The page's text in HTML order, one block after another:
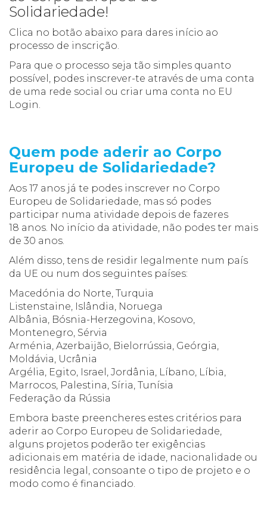
Solidariedade!
Clica no botão abaixo para dares início ao
processo de inscrição.
Para que o processo seja tão simples quanto
possível, podes inscrever-te através de uma conta
de uma rede social ou criar uma conta no EU
Login.
Quem pode aderir ao Corpo
Europeu de Solidariedade?
Aos 17 anos já te podes inscrever no Corpo
Europeu de Solidariedade, mas só podes
participar numa atividade depois de fazeres
18 anos. No início da atividade, não podes ter mais
de 30 anos.
Além disso, tens de residir legalmente num país
da UE ou num dos seguintes países:
Macedónia do Norte, Turquia
Listenstaine, Islândia, Noruega
Albânia, Bósnia-Herzegovina, Kosovo,
Montenegro, Sérvia
Arménia, Azerbaijão, Bielorrússia, Geórgia,
Moldávia, Ucrânia
Argélia, Egito, Israel, Jordânia, Líbano, Líbia,
Marrocos, Palestina, Síria, Tunísia
Federação da Rússia
Embora baste preencheres estes critérios para
aderir ao Corpo Europeu de Solidariedade,
alguns projetos poderão ter exigências
adicionais em matéria de idade, nacionalidade ou
residência legal, consoante o tipo de projeto e o
modo como é financiado.